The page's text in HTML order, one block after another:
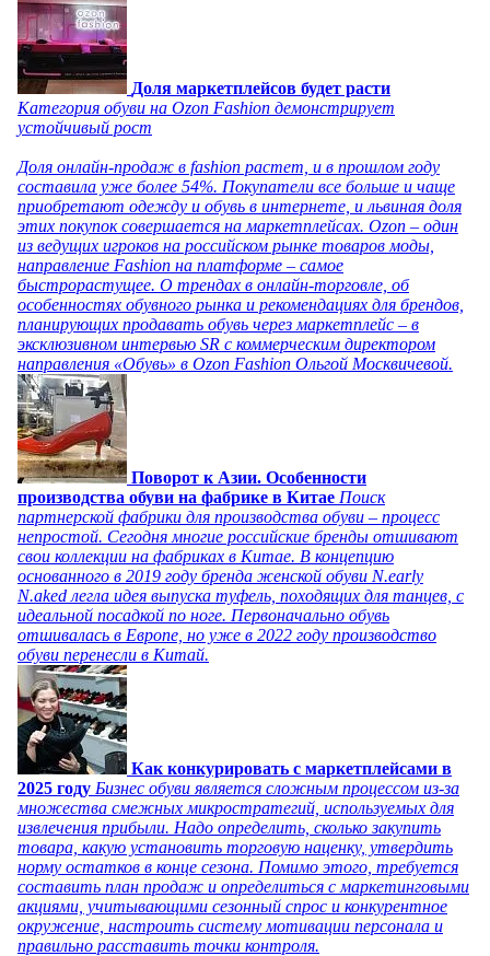
Доля маркетплейсов будет расти
Категория обуви на Ozon Fashion демонстрирует
устойчивый рост
Доля онлайн-продаж в fashion растет, и в прошлом году
составила уже более 54%. Покупатели все больше и чаще
приобретают одежду и обувь в интернете, и львиная доля
этих покупок совершается на маркетплейсах. Ozon – один
из ведущих игроков на российском рынке товаров моды,
направление Fashion на платформе – самое
быстрорастущее. О трендах в онлайн-торговле, об
особенностях обувного рынка и рекомендациях для брендов,
планирующих продавать обувь через маркетплейс – в
эксклюзивном интервью SR с коммерческим директором
направления «Обувь» в Ozon Fashion Ольгой Москвичевой.
Поворот к Азии. Особенности
производства обуви на фабрике в Китае Поиск
партнерской фабрики для производства обуви – процесс
непростой. Сегодня многие российские бренды отшивают
свои коллекции на фабриках в Китае. В концепцию
основанного в 2019 году бренда женской обуви N.early
N.aked легла идея выпуска туфель, походящих для танцев, с
идеальной посадкой по ноге. Первоначально обувь
отшивалась в Европе, но уже в 2022 году производство
обуви перенесли в Китай.
Как конкурировать с маркетплейсами в
2025 году Бизнес обуви является сложным процессом из-за
множества смежных микростратегий, используемых для
извлечения прибыли. Надо определить, сколько закупить
товара, какую установить торговую наценку, утвердить
норму остатков в конце сезона. Помимо этого, требуется
составить план продаж и определиться с маркетинговыми
акциями, учитывающими сезонный спрос и конкурентное
окружение, настроить систему мотивации персонала и
правильно расставить точки контроля.